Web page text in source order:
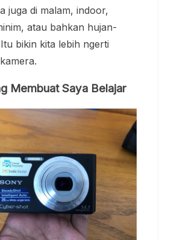
juga di malam, indoor,
atau bahkan hujan-
bikin kita lebih ngerti
Membuat Saya Belajar